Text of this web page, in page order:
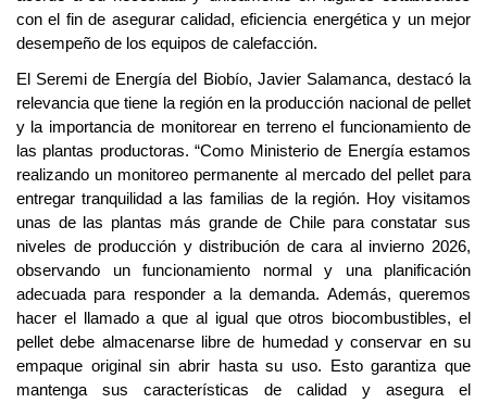
con el fin de asegurar calidad, eficiencia energética y un mejor
desempeño de los equipos de calefacción.
El Seremi de Energía del Biobío, Javier Salamanca, destacó la
relevancia que tiene la región en la producción nacional de pellet
y la importancia de monitorear en terreno el funcionamiento de
las plantas productoras. “Como Ministerio de Energía estamos
realizando un monitoreo permanente al mercado del pellet para
entregar tranquilidad a las familias de la región. Hoy visitamos
unas de las plantas más grande de Chile para constatar sus
niveles de producción y distribución de cara al invierno 2026,
observando un funcionamiento normal y una planificación
adecuada para responder a la demanda. Además, queremos
hacer el llamado a que al igual que otros biocombustibles, el
pellet debe almacenarse libre de humedad y conservar en su
empaque original sin abrir hasta su uso. Esto garantiza que
mantenga sus características de calidad y asegura el